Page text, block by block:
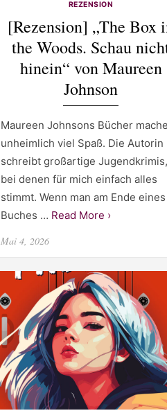
REZENSION
[Rezension] „The Box
the Woods. Schau
hinein“ von Maureen
Johnson
Maureen Johnsons Bücher
unheimlich viel Spaß. Die Autorin
schreibt großartige Jugendkrimis,
bei denen für mich einfach alles
stimmt. Wenn man am Ende eines
Buches … Read More ›
Posted
Mai 4, 2026